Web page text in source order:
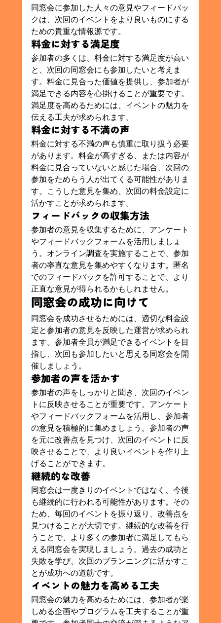
同窓会に参加した人々の意見やフィードバッ
クは、次回のイベントをより良いものにする
ための貴重な情報源です。
料金に対する満足度
参加者の多くは、料金に対する満足度が高い
と、次回の同窓会にも参加したいと考えま
す。料金に見合った価値を提供し、参加者が
満足できる内容を心掛けることが重要です。
満足度を高めるためには、イベントの魅力を
伝える工夫が求められます。
料金に対する不満の声
料金に対する不満の声も慎重に取り扱う必要
があります。料金が高すぎる、または内容が
料金に見合っていないと感じた場合、次回の
参加をためらう人が出てくる可能性がありま
す。こうした意見を集め、次回の料金設定に
活かすことが求められます。
フィードバックの収集方法
参加者の意見を収集するために、アンケート
やフィードバックフォームを活用しましょ
う。オンライン調査を実施することで、参加
者の率直な意見を集めやすくなります。匿名
でのフィードバックを許可することで、より
正直な意見が得られるかもしれません。
同窓会の成功に向けて
同窓会を成功させるためには、適切な料金設
定と参加者の意見を反映した運営が求められ
ます。参加者全員が満足できるイベントを目
指し、次回も参加したいと思える同窓会を開
催しましょう。
参加者の声を活かす
参加者の声をしっかりと聞き、次回のイベン
トに反映させることが重要です。アンケート
やフィードバックフォームを活用し、参加者
の意見を積極的に集めましょう。参加者の声
を元に改善点を見つけ、次回のイベントに反
映させることで、より良いイベントを作り上
げることができます。
継続的な改善
同窓会は一度きりのイベントではなく、今後
も継続的に行われる可能性があります。その
ため、毎回のイベントを振り返り、改善点を
見つけることが大切です。継続的な改善を行
うことで、より多くの参加者に満足してもら
える同窓会を実現しましょう。過去の成功と
失敗を学び、次回のプランニングに活かすこ
とが成功への道筋です。
イベントの魅力を高める工夫
同窓会の魅力を高めるためには、参加者が楽
しめる企画やプログラムを工夫することが重